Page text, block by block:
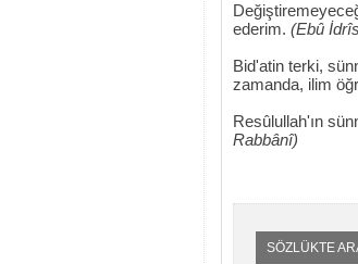
ederim. (Ebû
Bid'atin terki,
zamanda, ilim
Resûlullah'ın
Rabbânî)
SÖZLÜKTE